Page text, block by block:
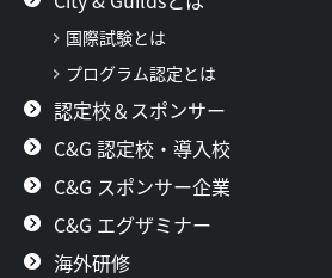
国際試験とは
プログラム認定とは
認定校＆スポンサー
C&G 認定校・導入校
C&G スポンサー企業
C&G エグザミナー
海外研修